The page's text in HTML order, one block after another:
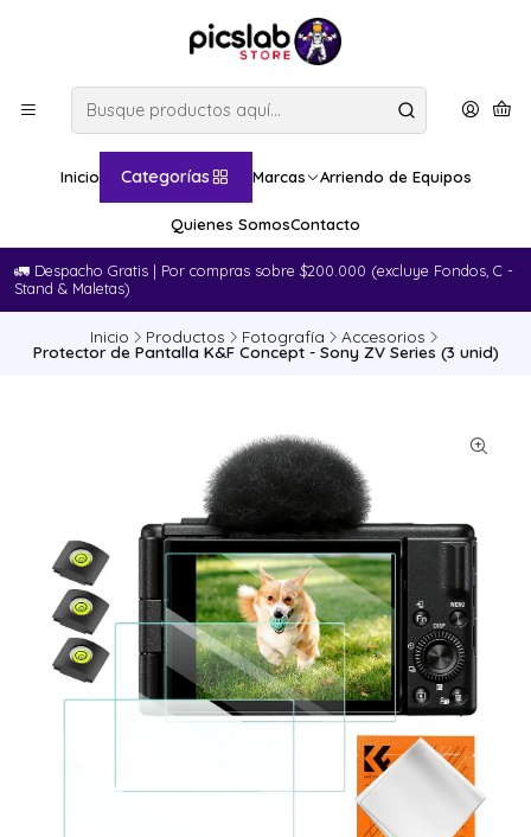
Inicio Categorías Marcas Arriendo de Equipos
Quienes SomosContacto
🚛​ Despacho Gratis | Por compras sobre $200.000 (excluye Fondos, C -
Stand & Maletas)
Inicio Productos Fotografía Accesorios
Protector de Pantalla K&F Concept - Sony ZV Series (3 unid)